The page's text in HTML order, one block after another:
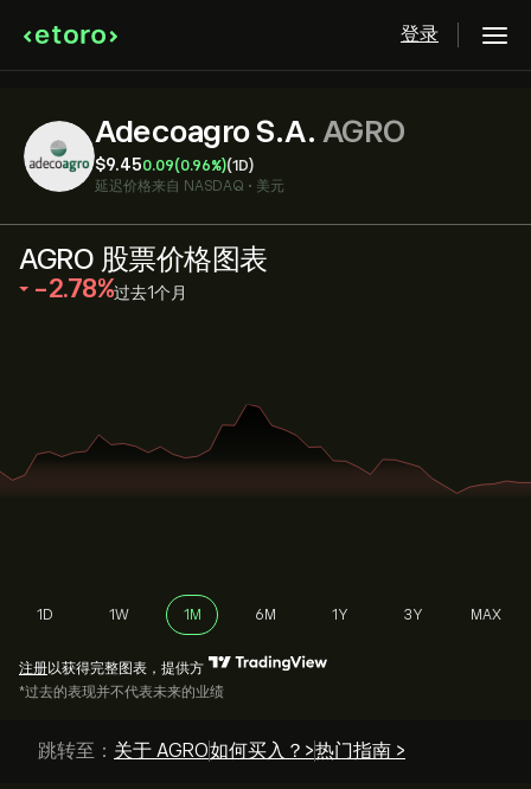
登录
Adecoagro S.A. AGRO
‎$‎9.450.09(0.96%)(1D)
延迟价格来自 NASDAQ • 美元
AGRO 股票价格图表
‎-2.78‎ 过去1个月
1D 1W 1M 6M 1Y 3Y MAX
注册以获得完整图表，提供方
*过去的表现并不代表未来的业绩
跳转至： 关于 AGRO如何买入？>热门指南 >